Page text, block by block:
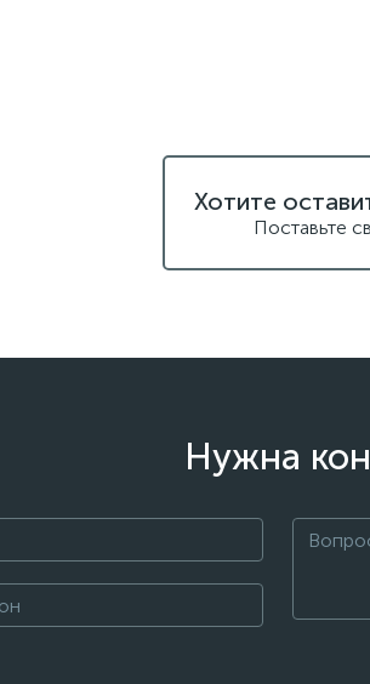
Хотите
Поставьте
Нужна